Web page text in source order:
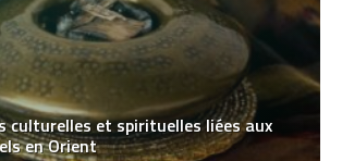
culturelles et spirituelles liées aux
en Orient